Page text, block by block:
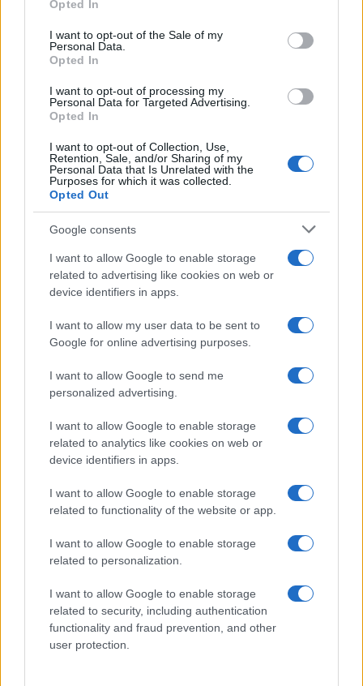
use your data for below specified purposes in below Google
consent section.
Opted In
I want to opt-out of the Sale of my
Personal Data.
Opted In
I want to opt-out of processing my
Personal Data for Targeted Advertising.
Opted In
I want to opt-out of Collection, Use,
Retention, Sale, and/or Sharing of my
Personal Data that Is Unrelated with the
Purposes for which it was collected.
Opted Out
Google consents
I want to allow Google to enable storage
related to advertising like cookies on web or
device identifiers in apps.
I want to allow my user data to be sent to
Google for online advertising purposes.
I want to allow Google to send me
personalized advertising.
I want to allow Google to enable storage
related to analytics like cookies on web or
device identifiers in apps.
I want to allow Google to enable storage
related to functionality of the website or app.
I want to allow Google to enable storage
related to personalization.
I want to allow Google to enable storage
related to security, including authentication
functionality and fraud prevention, and other
user protection.
δηλώσει ή θα δηλώσει ο ενδιαφερόμενος για το σκοπό
αυτό στο myAADE της ΑΑΔΕ, στην επιλογή «Μητρώο και
ως δικαιούχος.
λογαριασμό πληρωμών, δίνεται προθεσμία τριών (3)
μηνών από την επομένη της ημερομηνίας διεξαγωγής
της κλήρωσης, προκειμένου να δηλώσουν στην ΑΑΔΕ,
τον λογαριασμό στον οποίο επιθυμούν να πιστωθεί το
χρηματικό έπαθλο. Η πίστωση του ποσού στην
λογαριασμού πληρωμών.
Σε περίπτωση που δεν δηλωθεί λογαριασμός πληρωμών
εντός της ως άνω προθεσμίας, το χρηματικό ποσό που
αντιστοιχεί στο έπαθλο λογίζεται ως αδιάθετο για τις
του άρθρου 5 της παρούσας. Ως αδιάθετο για την
εφαρμογή της ίδιας διάταξης λογίζεται και κάθε
περίπτωση αποβίωσης νικητή σε προγενέστερο από την
πληρωμή των επάθλων χρόνο.